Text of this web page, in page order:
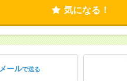
気になる！
メールで送る